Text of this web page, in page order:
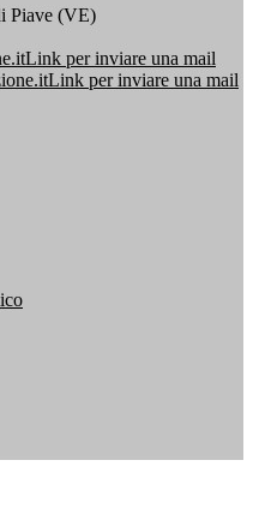
Piave (VE)
Link per inviare una mail
Link per inviare una mail